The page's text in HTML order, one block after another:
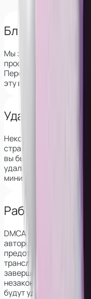
Блокируем
Мы знаем все сервисы,
профиль девушки на
Перед началом
эту возможность.
Удаляем из
Некоторые веб-сайты
странице в ВК, в том
вы были защищены,
удалим эти данные со
минимизируем риск
Работаем с
DMCA — это закон о
авторского права в
предотвращает
трансляций. Его
завершения работы
незаконно,
будут удалены из